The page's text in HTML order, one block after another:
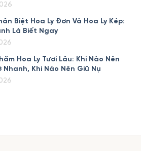
Biệt Hoa Ly Đơn Và Hoa Ly Kép:
Là Biết Ngay
Hoa Ly Tươi Lâu: Khi Nào Nên
Nhanh, Khi Nào Nên Giữ Nụ